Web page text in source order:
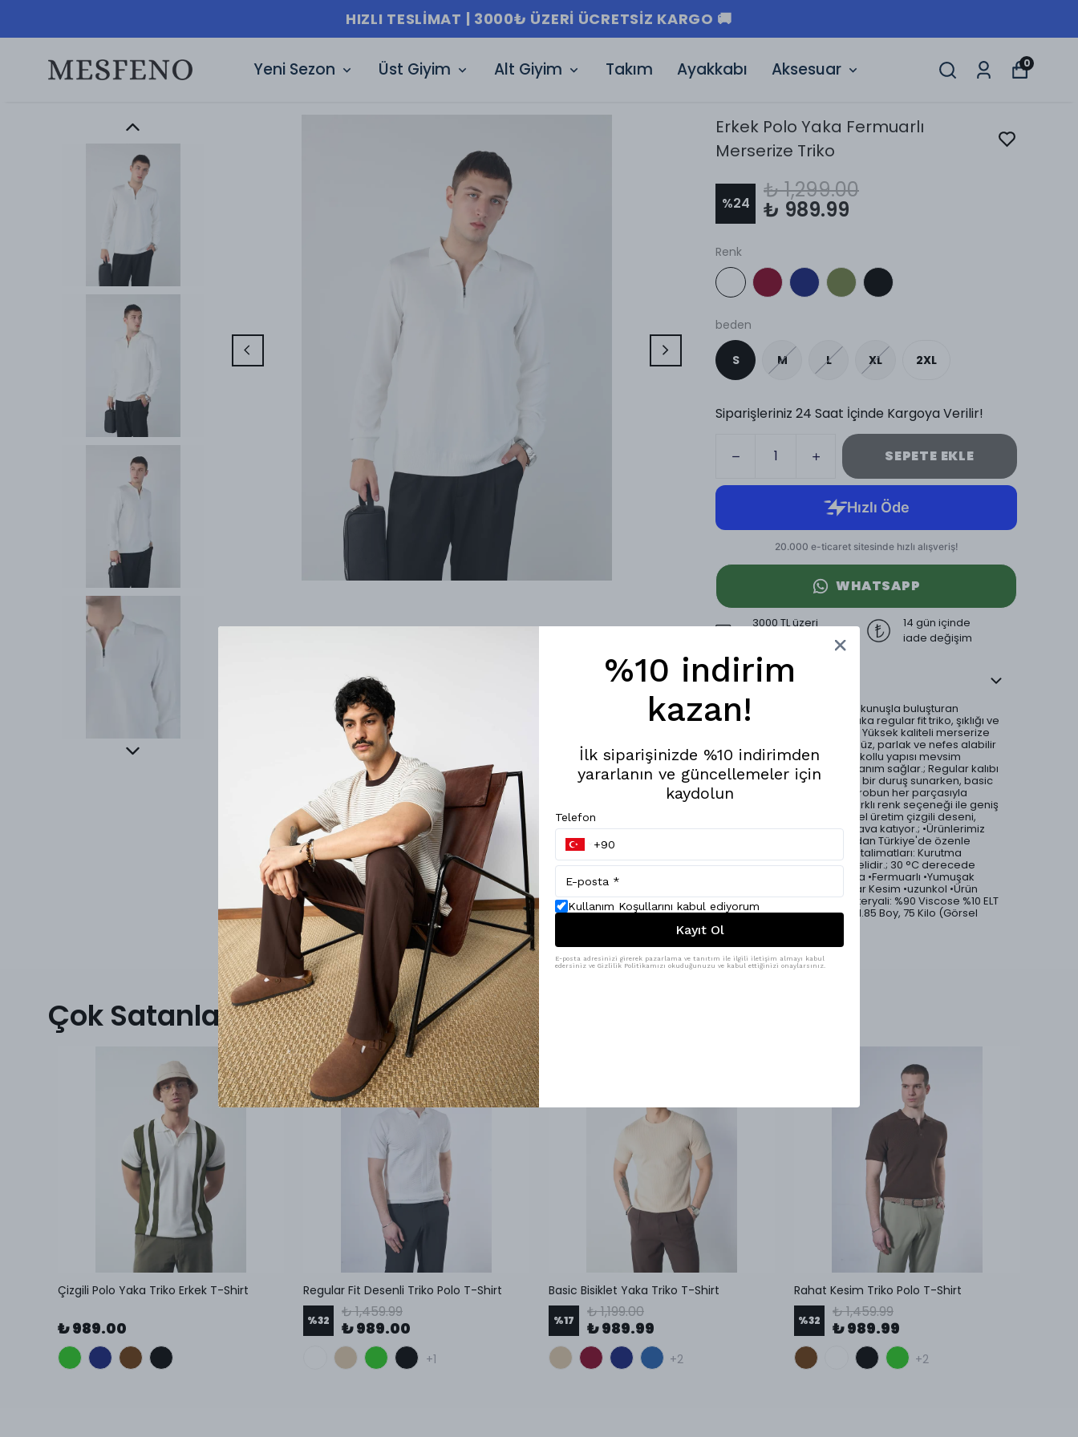
HIZLI TESLIMAT | 3000₺ ÜZERI ÜCRETSIZ KARGO 🚚
Yeni Sezon Üst Giyim Alt Giyim Takım Ayakkabı Aksesuar 0
Erkek Polo Yaka Fermuarlı
Merserize Triko
%24
₺ 1,299.00
₺ 989.99
Renk
beden
S M L XL 2XL
Siparişleriniz 24 Saat İçinde Kargoya Verilir!
SEPETE EKLE
WHATSAPP
3000 TL üzeri
14 gün içinde
iade değişim
Ürün Açıklaması
Klasik tarzı modern bir dokunuşla buluşturan
merserize kumaş polo yaka regular fit triko, şıklığı ve
konforu aynı anda sunar.; Yüksek kaliteli merserize
kumaşı sayesinde pürüzsüz, parlak ve nefes alabilir
bir dokuya sahiptir.; Uzun kollu yapısı mevsim
geçişlerinde ideal bir kullanım sağlar.; Regular kalıbı
vücuda oturmadan rahat bir duruş sunarken, basic
tasarımı sayesinde gardırobun her parçasıyla
kolayca kombinlenir.; 5 farklı renk seçeneği ile geniş
kombin imkanı sunar.; Özel üretim çizgili deseni,
günlük stiline enerjik bir hava katıyor.; •Ürünlerimiz
Mesfeno markası tarafından Türkiye'de özenle
üretilmiştir.; •Ürün yıkama talimatları: Kurutma
makinesi tercih edilmemelidir.; 30 °C derecede
yıkayabilirsiniz.; •Polo Yaka •Fermuarlı •Yumuşak
Merserize Kumaş •Regular Kesim •uzunkol •Ürün
Kodu: msfn-412 •Ürün Materyali: %90 Viscose %10 ELT
•Modelin Beden Ölçüleri: 1.85 Boy, 75 Kilo (Görsel
Çok Satanlar
Çizgili Polo Yaka Triko Erkek T-Shirt
₺ 989.00
Regular Fit Desenli Triko Polo T-Shirt
%32 ₺ 1,459.99
₺ 989.00
+1
Basic Bisiklet Yaka Triko T-Shirt
%17 ₺ 1,199.00
₺ 989.99
+2
Rahat Kesim Triko Polo T-Shirt
%32 ₺ 1,459.99
₺ 989.99
+2
%10 indirim
kazan!
İlk siparişinizde %10 indirimden
yararlanın ve güncellemeler için
kaydolun
Telefon
Kullanım Koşullarını kabul ediyorum
Kayıt Ol
E-posta adresinizi girerek pazarlama ve tanıtım ile ilgili iletişim almayı kabul
edersiniz ve Gizlilik Politikamızı okuduğunuzu ve kabul ettiğinizi onaylarsınız.